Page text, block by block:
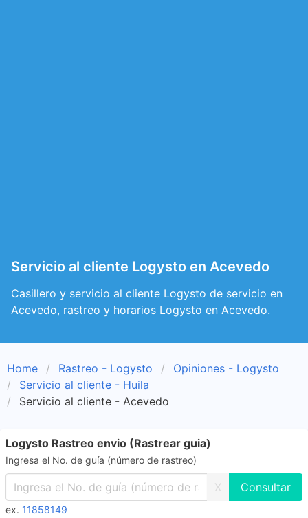
Servicio al cliente Logysto en Acevedo
Casillero y servicio al cliente Logysto de servicio en
Acevedo, rastreo y horarios Logysto en Acevedo.
Home Rastreo - Logysto
Opiniones - Logysto
Servicio al cliente - Huila
Servicio al cliente - Acevedo
Logysto Rastreo envio (Rastrear guia)
Ingresa el No. de guía (número de rastreo)
X
ex. 11858149